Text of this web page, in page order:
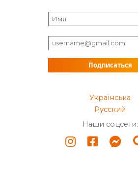
Подписаться
Українська
Русский
Наши соцсети: